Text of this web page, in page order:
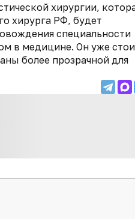
хирургии,
хирурга РФ, будет
специальности
в медицине. Он уже
более прозрачной для